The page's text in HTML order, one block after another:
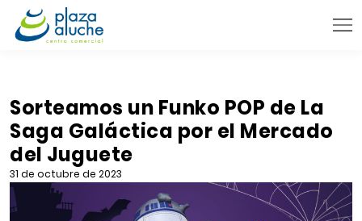
TIENDAS
VENTA TELEFÓNICA
NOVEDADES
Sorteamos un Funko POP de La
Saga Galáctica por el Mercado
del Juguete
31 de octubre de 2023